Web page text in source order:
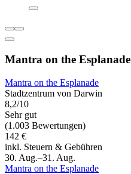
Mantra on the Esplanade
Mantra on the Esplanade
Stadtzentrum von Darwin
8,2/10
Sehr gut
(1.003 Bewertungen)
142 €
inkl. Steuern & Gebühren
30. Aug.–31. Aug.
Mantra on the Esplanade